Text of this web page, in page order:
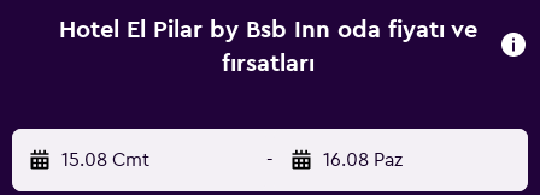
Hotel El Pilar by Bsb Inn oda fiyatı ve
fırsatları
15.08 Cmt - 16.08 Paz